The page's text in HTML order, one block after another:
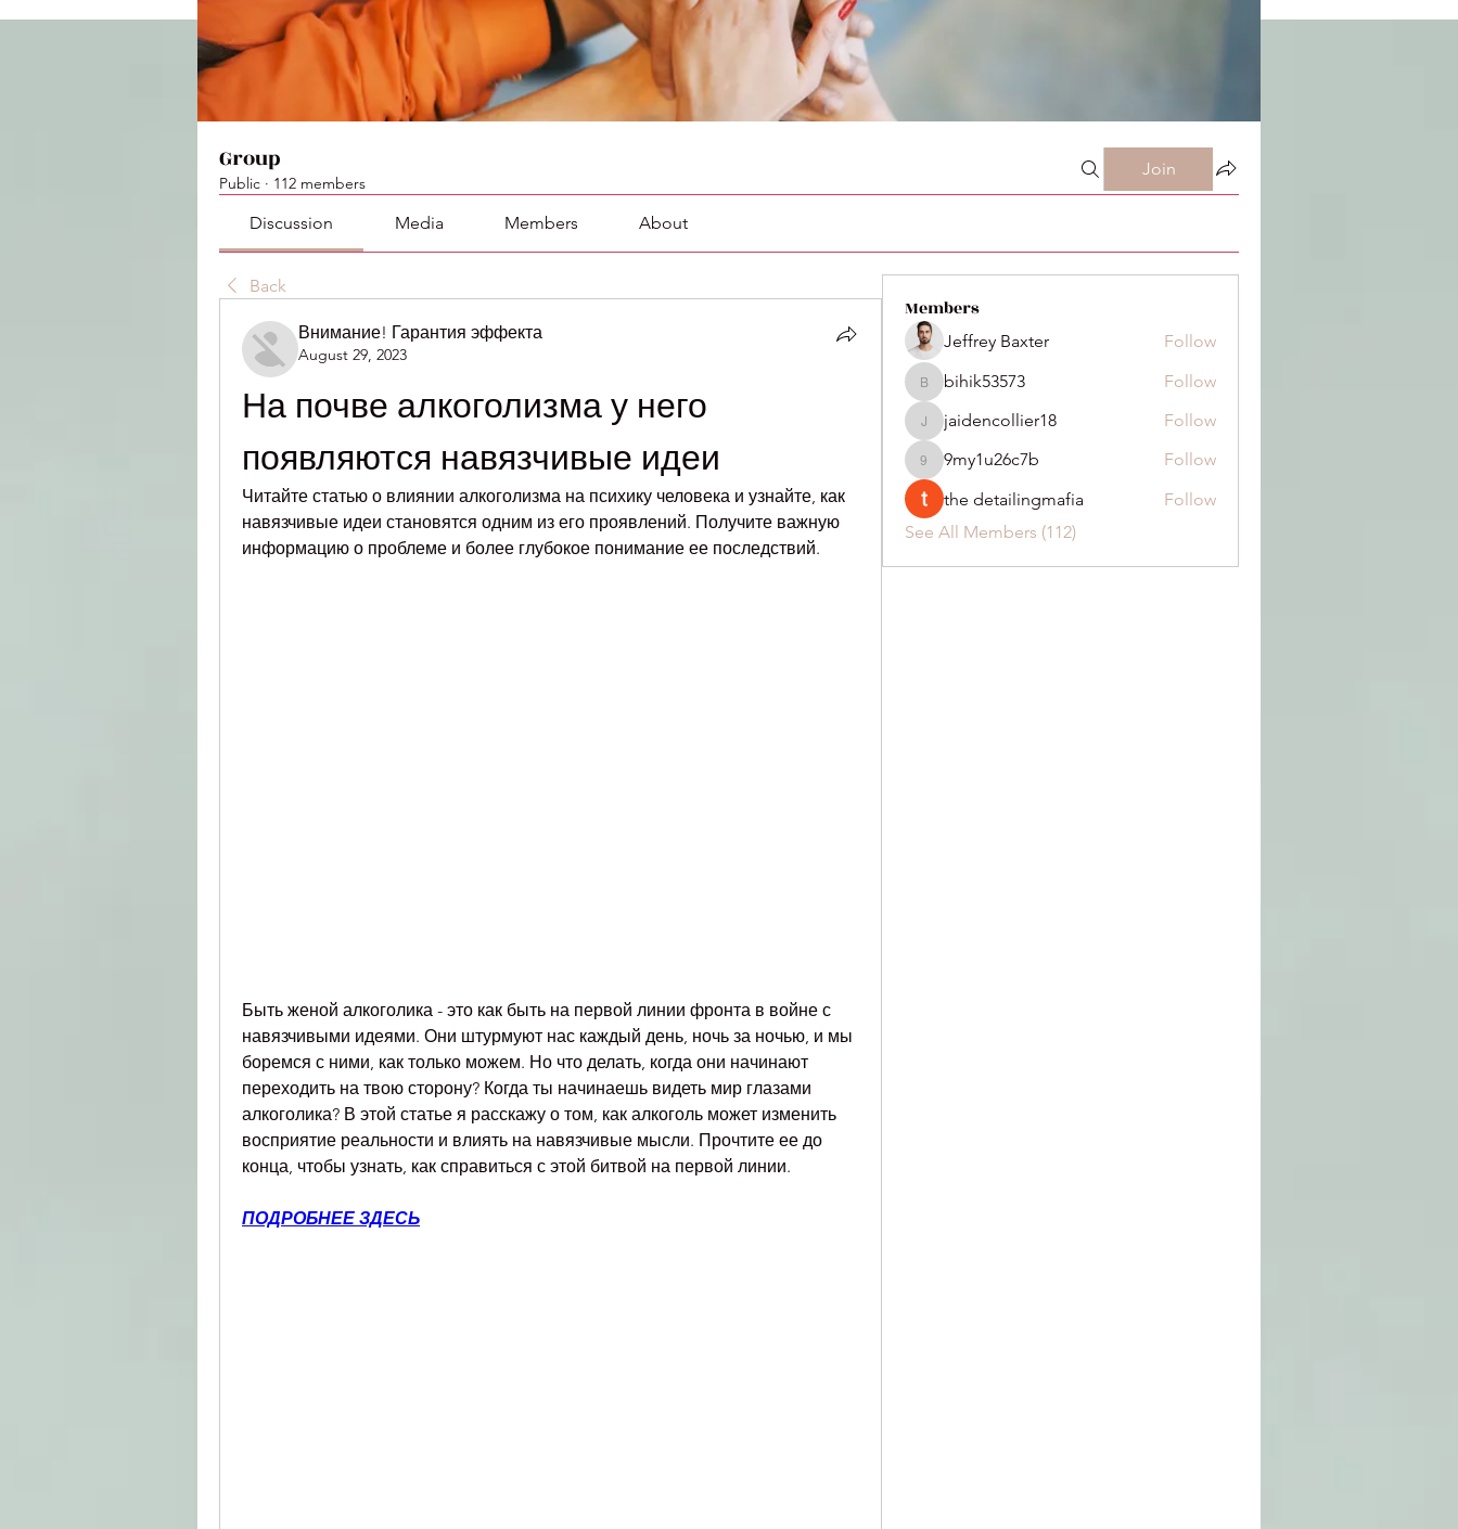
Group
Public · 112 members
Join
Discussion Media Members About
Back
Внимание! Гарантия эффекта
August 29, 2023
На почве алкоголизма у него
появляются навязчивые идеи
Читайте статью о влиянии алкоголизма на психику человека и узнайте, как
навязчивые идеи становятся одним из его проявлений. Получите важную
информацию о проблеме и более глубокое понимание ее последствий.
Быть женой алкоголика - это как быть на первой линии фронта в войне с
навязчивыми идеями. Они штурмуют нас каждый день, ночь за ночью, и мы
боремся с ними, как только можем. Но что делать, когда они начинают
переходить на твою сторону? Когда ты начинаешь видеть мир глазами
алкоголика? В этой статье я расскажу о том, как алкоголь может изменить
восприятие реальности и влиять на навязчивые мысли. Прочтите ее до
конца, чтобы узнать, как справиться с этой битвой на первой линии.
ПОДРОБНЕЕ ЗДЕСЬ
Members
Jeffrey Baxter Follow
bihik53573
bihik53573 Follow
jaidencollier18
jaidencollier18 Follow
9my1u26c7b
9my1u26c7b
Follow
the detailingmafia
Follow
See All Members (112)